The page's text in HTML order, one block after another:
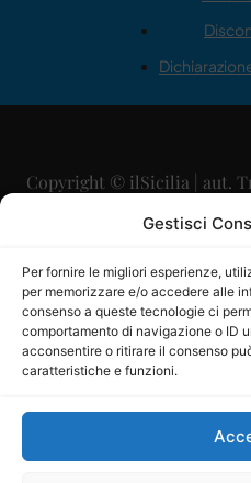
Gestisci
Per fornire le migliori esperienze,
per memorizzare e/o accedere alle
consenso a queste tecnologie ci
comportamento di navigazione o ID
acconsentire o ritirare il consenso
caratteristiche e funzioni.
Copyright © ilSicilia | aut.
29/09/
Direttore
Direttore
P.IVA:
Mercurio Comunicazione